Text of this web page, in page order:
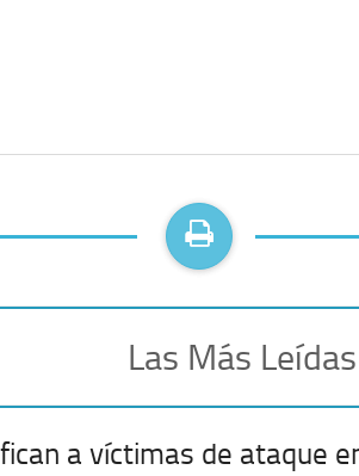
Las Más Leídas
a víctimas de ataque